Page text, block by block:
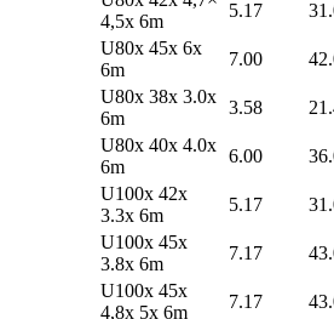
4,5x 6m
5.17
U80x 45x 6x
6m
7.00
U80x 38x 3.0x
6m
3.58
U80x 40x 4.0x
6m
6.00
U100x 42x
3.3x 6m
5.17
U100x 45x
3.8x 6m
7.17
U100x 45x
4,8x 5x 6m
7.17